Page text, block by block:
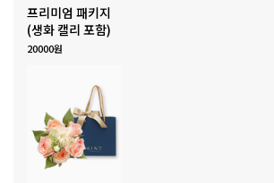
프리미엄 패키지
(생화 캘리 포함)
20000원